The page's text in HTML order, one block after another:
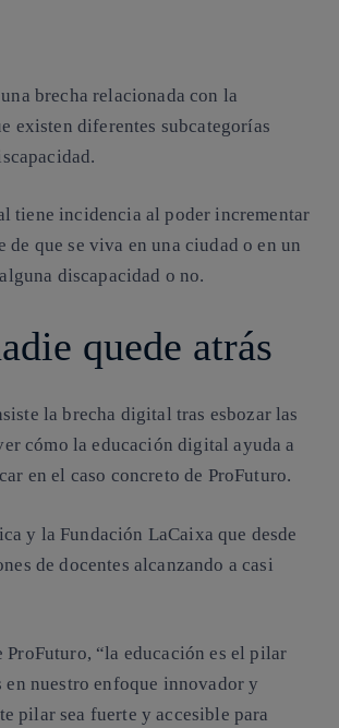
brecha relacionada con la
existen diferentes subcategorías
tiene incidencia al poder incrementar
que se viva en una ciudad o en un
discapacidad o no.
quede atrás
la brecha digital tras esbozar las
cómo la educación digital ayuda a
en el caso concreto de ProFuturo.
y la Fundación LaCaixa que desde
de docentes alcanzando a casi
“la educación es el pilar
en nuestro enfoque innovador y
pilar sea fuerte y accesible para